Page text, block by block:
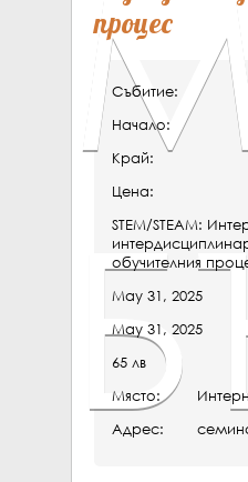
процес
Събитие:
Начало:
Край:
Цена:
STEM/STEAM:
обучителния
May 31, 2025
May 31, 2025
65 лв
Място:
Адрес: